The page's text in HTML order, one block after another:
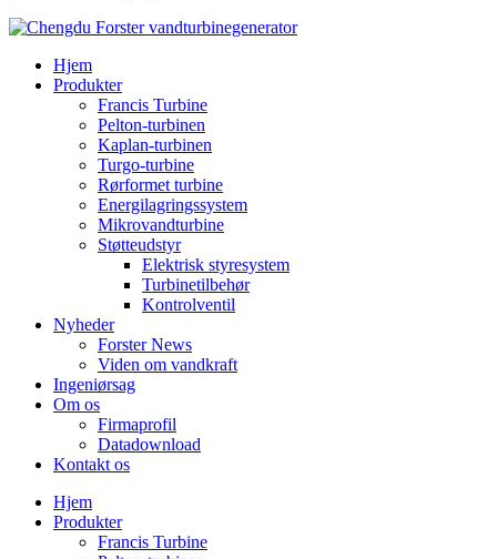
Hjem
Produkter
Francis Turbine
Pelton-turbinen
Kaplan-turbinen
Turgo-turbine
Rørformet turbine
Energilagringssystem
Mikrovandturbine
Støtteudstyr
Elektrisk styresystem
Turbinetilbehør
Kontrolventil
Nyheder
Forster News
Viden om vandkraft
Ingeniørsag
Om os
Firmaprofil
Datadownload
Kontakt os
Hjem
Produkter
Francis Turbine